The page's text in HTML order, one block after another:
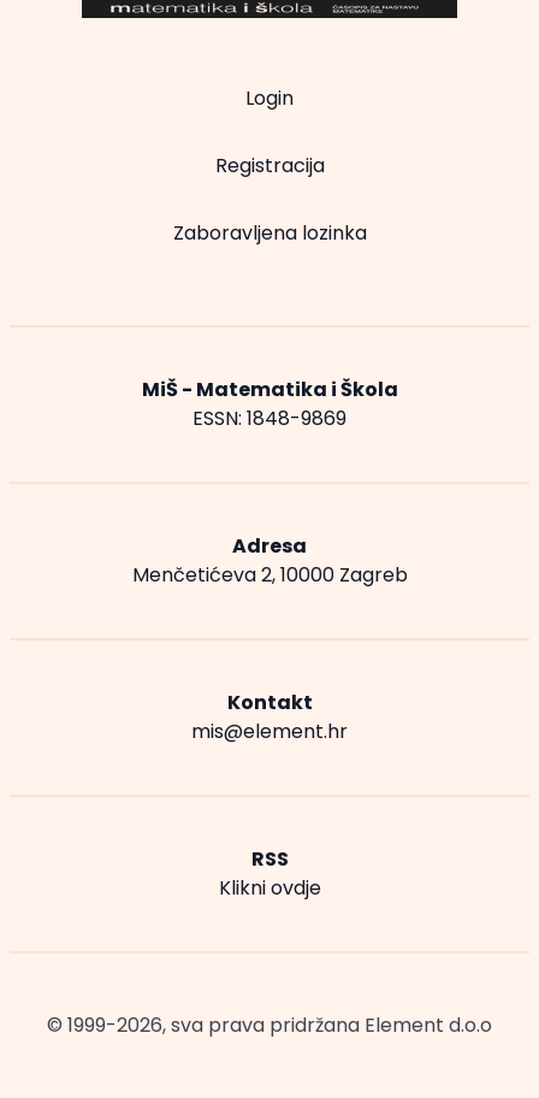
Login
Registracija
Zaboravljena lozinka
MiŠ - Matematika i Škola
ESSN: 1848-9869
Adresa
Menčetićeva 2, 10000 Zagreb
Kontakt
mis@element.hr
RSS
Klikni ovdje
© 1999-2026, sva prava pridržana Element d.o.o